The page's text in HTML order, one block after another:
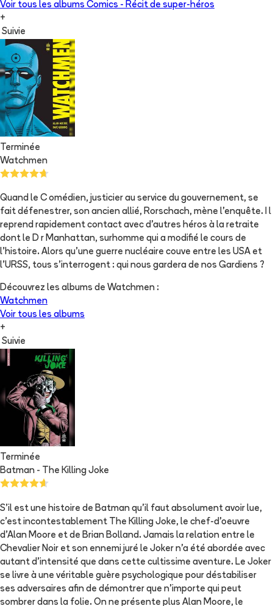
Voir tous les albums Comics - Récit de super-héros
+
Suivie
Terminée
Watchmen
Quand le C omédien, justicier au service du gouvernement, se
fait défenestrer, son ancien allié, Rorschach, mène l'enquête. I l
reprend rapidement contact avec d'autres héros à la retraite
dont le D r Manhattan, surhomme qui a modifié le cours de
l'histoire. Alors qu'une guerre nucléaire couve entre les USA et
l'URSS, tous s'interrogent : qui nous gardera de nos Gardiens ?
Découvrez les albums de Watchmen :
Watchmen
Voir tous les albums
+
Suivie
Terminée
Batman - The Killing Joke
S'il est une histoire de Batman qu'il faut absolument avoir lue,
c'est incontestablement The Killing Joke, le chef-d'oeuvre
d'Alan Moore et de Brian Bolland. Jamais la relation entre le
Chevalier Noir et son ennemi juré le Joker n'a été abordée avec
autant d'intensité que dans cette cultissime aventure. Le Joker
se livre à une véritable guère psychologique pour déstabiliser
ses adversaires afin de démontrer que n'importe qui peut
sombrer dans la folie. On ne présente plus Alan Moore, le